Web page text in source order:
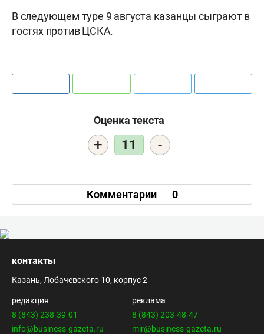
В следующем туре 9 августа казанцы сыграют в
гостях против ЦСКА.
Оценка текста
+ 11 -
Комментарии 0
контакты
Казань, Лобачевского 10, корпус 2
редакция
8 (843) 238-39-01
info@business-gazeta.ru
реклама
8 (843) 203-48-47
mir@business-gazeta.ru